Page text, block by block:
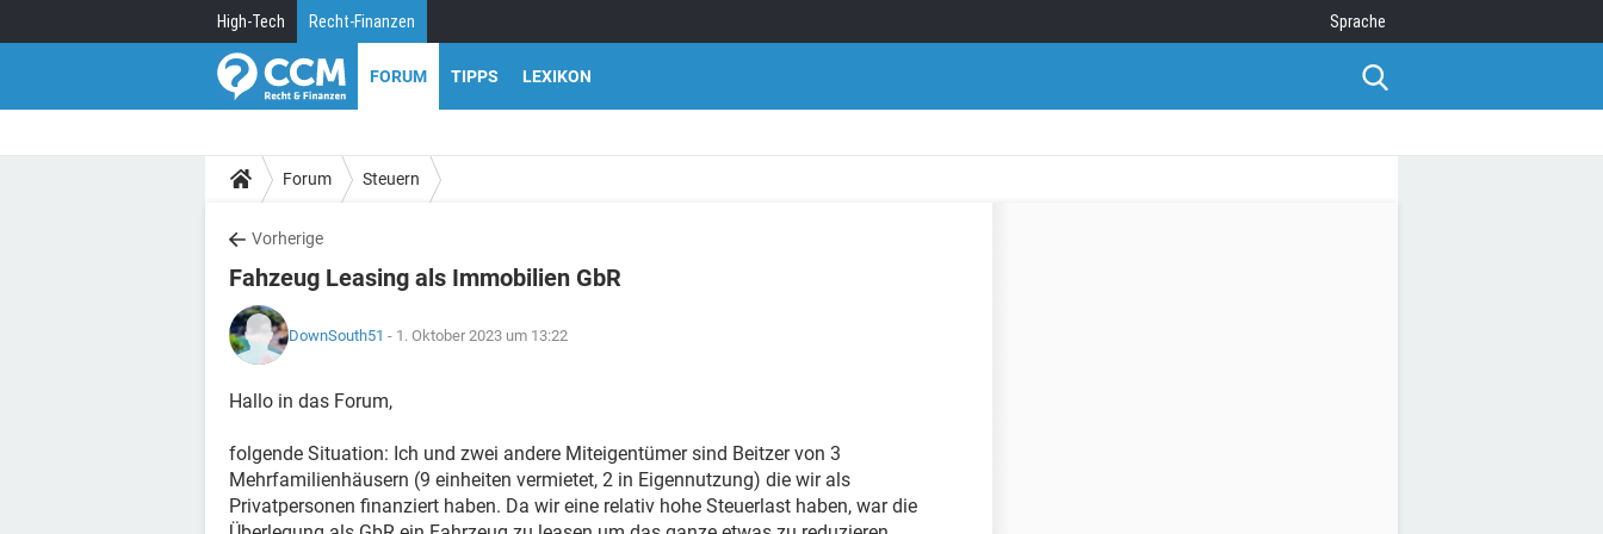
High-Tech Recht-Finanzen Sprache
FORUM TIPPS LEXIKON
Forum Steuern
Vorherige
Fahzeug Leasing als Immobilien GbR
DownSouth51 - 1. Oktober 2023 um 13:22
Hallo in das Forum,
folgende Situation: Ich und zwei andere Miteigentümer sind Beitzer von 3
Mehrfamilienhäusern (9 einheiten vermietet, 2 in Eigennutzung) die wir als
Privatpersonen finanziert haben. Da wir eine relativ hohe Steuerlast haben, war die